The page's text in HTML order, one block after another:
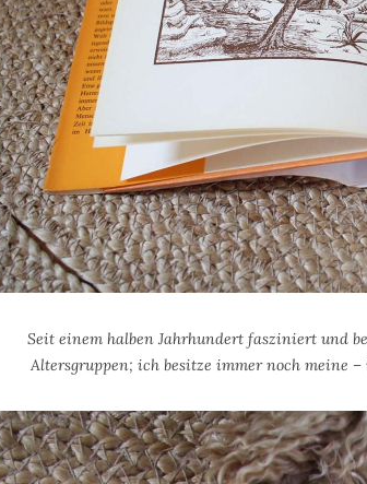
Seit einem halben Jahrhundert fasziniert und
Altersgruppen; ich besitze immer noch meine